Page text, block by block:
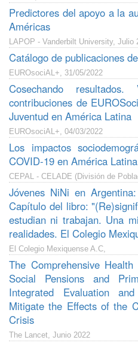
Predictores del apoyo a la
Américas
LAPOP - Vanderbilt University, Julio
Catálogo de publicaciones
EUROsociAL+, 31/05/2022
Cosechando
contribuciones de
Juventud en América Latina
EUROsociAL+, 04/03/2022
Los impactos
COVID-19 en América
CEPAL - CELADE (División de
Jóvenes NiNi en
Capítulo del libro:
estudian ni trabajan. Una
realidades. El Colegio
El Colegio Mexiquense A.C,
The Comprehensive
Social Pensions and
Integrated Evaluation
Mitigate the Effects of the
Crisis
The Lancet, Junio 2022